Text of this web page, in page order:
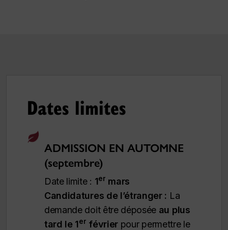
Dates limites
ADMISSION EN AUTOMNE
(septembre)
Date limite : 1er mars
Candidatures de l’étranger : La
demande doit être déposée au plus
tard le 1er février pour permettre le